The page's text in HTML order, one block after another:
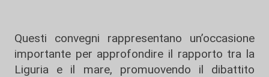
Questi convegni rappresentano un’occasione
importante per approfondire il rapporto tra la
Liguria e il mare, promuovendo il dibattito